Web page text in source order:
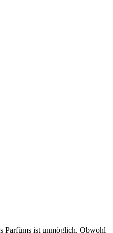
Parfüms ist unmöglich. Obwohl